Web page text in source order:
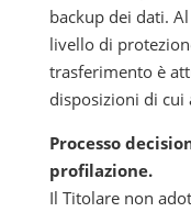
backup dei dati.
livello di
trasferimento è
disposizioni di cui
Processo
profilazione.
Il Titolare non